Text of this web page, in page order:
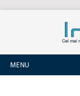
MENU